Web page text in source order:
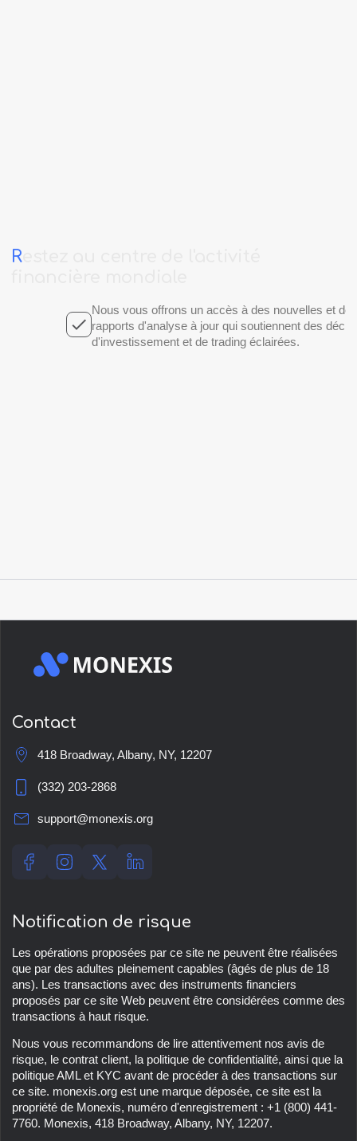
Restez
Nous vous offrons un accès à des nouvelles et
rapports d'analyse à jour qui soutiennent des
d'investissement et de trading éclairées.
Contact
418 Broadway, Albany, NY, 12207
(332) 203-2868
support@monexis.org
Notification de risque
Les opérations proposées par ce site ne peuvent être réalisées
que par des adultes pleinement capables (âgés de plus de 18
ans). Les transactions avec des instruments financiers
proposés par ce site Web peuvent être considérées comme des
transactions à haut risque.
Nous vous recommandons de lire attentivement nos avis de
risque, le contrat client, la politique de confidentialité, ainsi que la
politique AML et KYC avant de procéder à des transactions sur
ce site. monexis.org est une marque déposée, ce site est la
propriété de Monexis, numéro d'enregistrement : +1 (800) 441-
7760. Monexis, 418 Broadway, Albany, NY, 12207.